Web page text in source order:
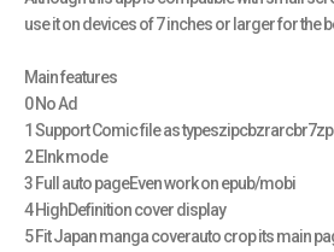
use it on devices of 7 inches or larger for the
Main features
0 No Ad
1 Support Comic file as
2 EInk mode
3 Full auto pageEven work on epub/mobi
4 HighDefinition cover display
5 Fit Japan manga coverauto crop its main